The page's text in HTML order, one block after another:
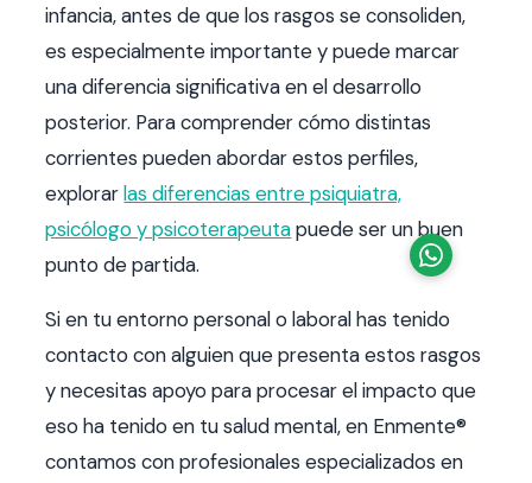
infancia, antes de que los rasgos se consoliden,
es especialmente importante y puede marcar
una diferencia significativa en el desarrollo
posterior. Para comprender cómo distintas
corrientes pueden abordar estos perfiles,
explorarlas diferencias entre psiquiatra,
psicólogo y psicoterapeutapuede ser un buen
punto de partida.
Si en tu entorno personal o laboral has tenido
contacto con alguien que presenta estos rasgos
y necesitas apoyo para procesar el impacto que
eso ha tenido en tu salud mental, en Enmente®
contamos con profesionales especializados en